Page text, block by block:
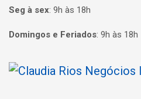
Seg à sex: 9h às 18h
Domingos e Feriados: 9h às 18h
Página inicial